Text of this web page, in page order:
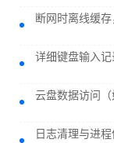
断网时离线缓
详细键盘输入
云盘数据访问（
日志清理与进